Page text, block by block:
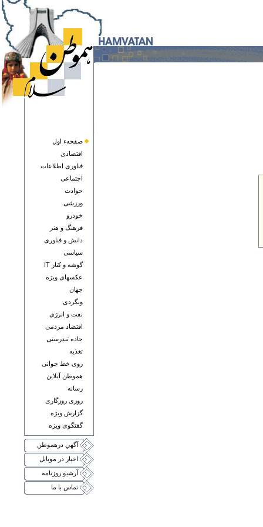
صفحهء اول
اقتصادی
فناوری اطلاعات
اجتماعی
حوادث
ورزشی
خودرو
فرهنگ و هنر
دانش و فناوری
سياسی
گوشه و کنار IT
عکسهای ويژه
جهان
وبگردی
نفت و انرژی
اقتصاد مردمی
جاده تندرستی
تغذيه
روی خط جوانی
هموطن آنلاين
رسانه
روزی روزگاری
گزارش ويژه
گفتگوی ويژه
آگهي درهموطن
اخبار در موبايل
آرشيو روزنامه
تماس با ما